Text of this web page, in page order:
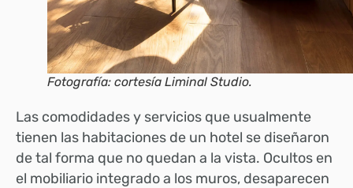
Fotografía: cortesía Liminal Studio.
Las comodidades y servicios que usualmente
tienen las habitaciones de un hotel se diseñaron
de tal forma que no quedan a la vista. Ocultos en
el mobiliario integrado a los muros, desaparecen